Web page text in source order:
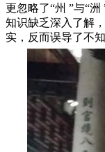
更忽略了“州 ”与“
知识缺乏深入了解
实，反而误导了不